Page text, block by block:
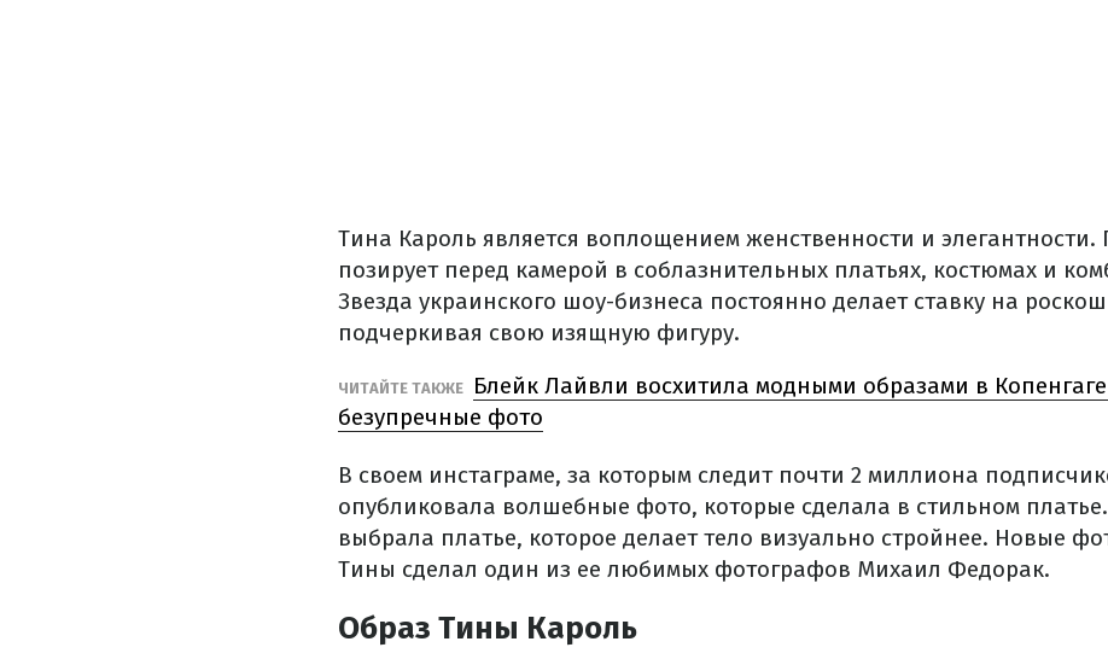
Тина Кароль является воплощением женственности и элегантности.
позирует перед камерой в соблазнительных платьях, костюмах и
Звезда украинского шоу-бизнеса постоянно делает ставку на
подчеркивая свою изящную фигуру.
ЧИТАЙТЕ ТАКЖЕ
Блейк Лайвли восхитила модными образами в
безупречные фото
В своем инстаграме, за которым следит почти 2 миллиона
опубликовала волшебные фото, которые сделала в стильном
выбрала платье, которое делает тело визуально стройнее. Новые
Тины сделал один из ее любимых фотографов Михаил Федорак.
Образ Тины Кароль